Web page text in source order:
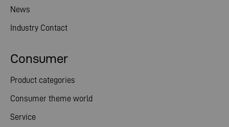
Consumer
Product categories
Consumer theme world
Service
News
Industry Contact